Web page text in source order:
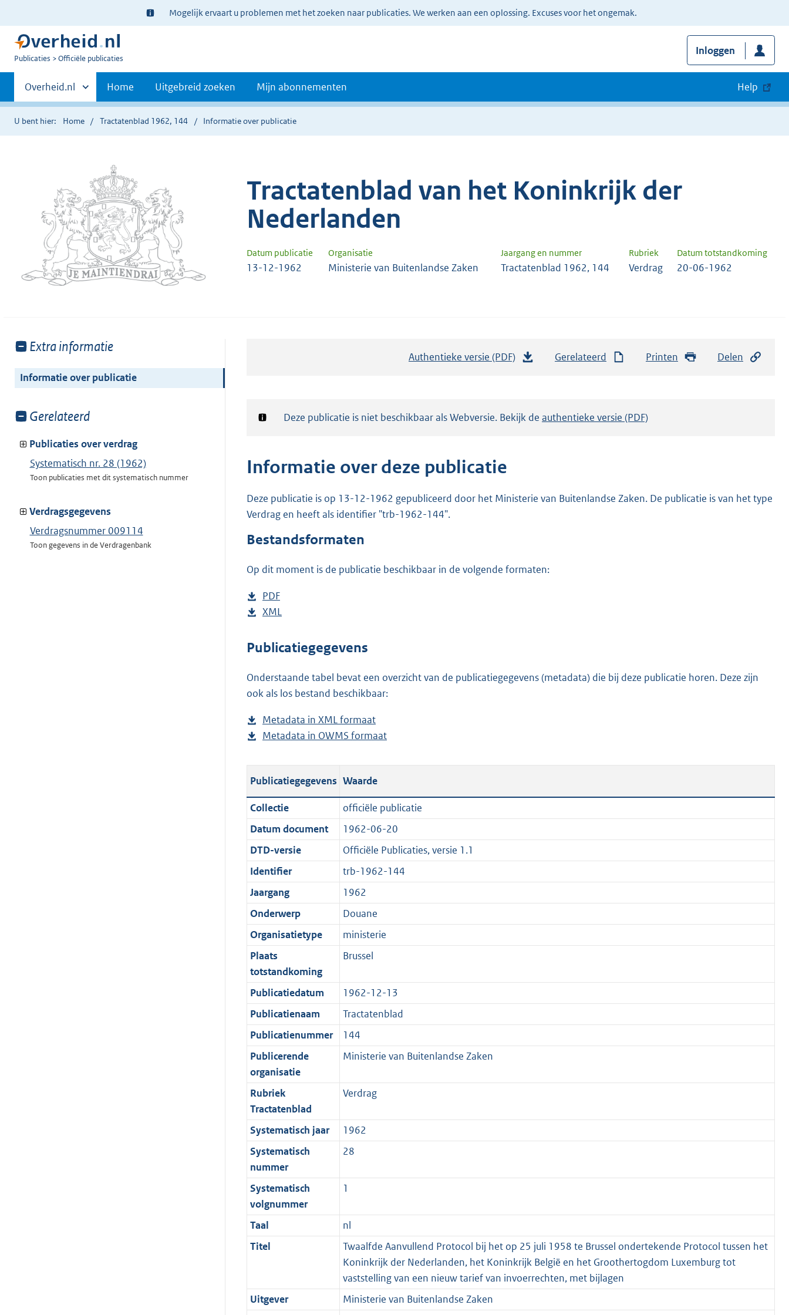
Ter
informatie:
Mogelijk ervaart u problemen met het zoeken naar publicaties. We werken aan een oplossing. Excuses voor het ongemak.
U
Publicaties Officiële publicaties
Inloggen
Primaire
navigatie
Andere
sites
binnen
Overheid.nl Home Uitgebreid zoeken Mijn abonnementen Help
U bent hier: Home Tractatenblad 1962, 144 Informatie over publicatie
Tractatenblad van het Koninkrijk der
Nederlanden
Datum publicatie Organisatie Jaargang en nummer Rubriek Datum totstandkoming
13-12-1962 Ministerie van Buitenlandse Zaken Tractatenblad 1962, 144 Verdrag 20-06-1962
Toon
van:
Extra informatie
Informatie over publicatie
Toon
van:
Gerelateerd
Publicaties over verdrag
Systematisch nr. 28 (1962)
Toon publicaties met dit systematisch nummer
Verdragsgegevens
Verdragsnummer 009114
Toon gegevens in de Verdragenbank
Authentieke versie (PDF)
a
r
b
Gerelateerd Printen Delen
Notificatie:
Deze publicatie is niet beschikbaar als Webversie. Bekijk de authentieke versie (PDF)
Informatie over deze publicatie
Deze publicatie is op 13-12-1962 gepubliceerd door het Ministerie van Buitenlandse Zaken. De publicatie is van het type
Verdrag en heeft als identifier "trb-1962-144".
Bestandsformaten
Op dit moment is de publicatie beschikbaar in de volgende formaten:
D
o
n
o
a
p
u
i
c
a
t
i
e
i
n
f
o
r
m
a
a
t
PDF
e
t
n
d
g
r
t
t
e
2
1
4
K
b
D
w
l
o
d
p
l
i
c
a
t
i
e
i
n
f
o
r
m
a
a
t
XML
s
a
n
s
g
o
t
t
e
:
0
K
b
Publicatiegegevens
Onderstaande tabel bevat een overzicht van de publicatiegegevens (metadata) die bij deze publicatie horen. Deze zijn
ook als los bestand beschikbaar:
Metadata in XML formaat
e
t
a
n
d
s
g
r
o
t
t
e
K
b
Metadata in OWMS formaat
s
a
n
d
s
g
r
t
2
K
b
Publicatiegegevens Waarde
Collectie
officiële publicatie
Datum document
1962-06-20
DTD-versie
Officiële Publicaties, versie 1.1
Identifier
trb-1962-144
Jaargang
1962
Onderwerp
Douane
Organisatietype
ministerie
Plaats
totstandkoming
Brussel
Publicatiedatum
1962-12-13
Publicatienaam
Tractatenblad
Publicatienummer
144
Publicerende
organisatie
Ministerie van Buitenlandse Zaken
Rubriek
Tractatenblad
Verdrag
Systematisch jaar
1962
Systematisch
nummer
28
Systematisch
volgnummer
1
Taal
nl
Titel
Twaalfde Aanvullend Protocol bij het op 25 juli 1958 te Brussel ondertekende Protocol tussen het
Koninkrijk der Nederlanden, het Koninkrijk België en het Groothertogdom Luxemburg tot
vaststelling van een nieuw tarief van invoerrechten, met bijlagen
Uitgever
Ministerie van Buitenlandse Zaken